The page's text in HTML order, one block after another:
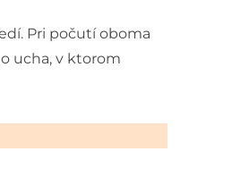
Pri počutí oboma
ucha, v ktorom